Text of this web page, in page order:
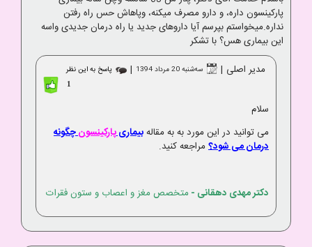
پارکینسون داره، و دارو مصرف میکنه، وپاهاش حس راه رفتن
نداره.میخواستم بپرسم آیا داروهای جدید یا راه درمان جدیدی واسه
این بیماری هس؟ با تشکر
مدیر اصلی | ﺳﻪشنبه 20 مرداد 1394 | پاسخ به این نظر
1
سلام
می توانید در این مورد به به مقالهبیماریپارکینسونچگونه
درمان می شود؟مراجعه کنید.
دکتر مهدی دهقانی -متخصص مغز و اعصاب و ستون فقرات